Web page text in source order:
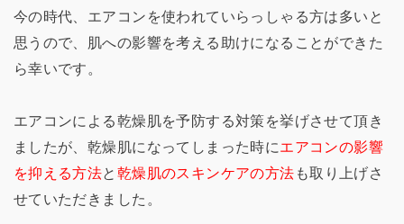
今の時代、エアコンを使われていらっしゃる方は多いと
思うので、肌への影響を考える助けになることができた
ら幸いです。
エアコンによる乾燥肌を予防する対策を挙げさせて頂き
ましたが、乾燥肌になってしまった時にエアコンの影響
を抑える方法と 乾燥肌のスキンケアの方法 も取り上げさ
せていただきました。